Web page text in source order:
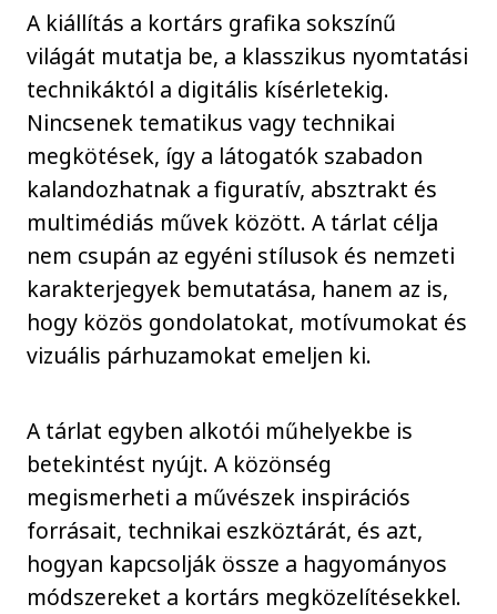
A kiállítás a kortárs grafika sokszínű
világát mutatja be, a klasszikus nyomtatási
technikáktól a digitális kísérletekig.
Nincsenek tematikus vagy technikai
megkötések, így a látogatók szabadon
kalandozhatnak a figuratív, absztrakt és
multimédiás művek között. A tárlat célja
nem csupán az egyéni stílusok és nemzeti
karakterjegyek bemutatása, hanem az is,
hogy közös gondolatokat, motívumokat és
vizuális párhuzamokat emeljen ki.
A tárlat egyben alkotói műhelyekbe is
betekintést nyújt. A közönség
megismerheti a művészek inspirációs
forrásait, technikai eszköztárát, és azt,
hogyan kapcsolják össze a hagyományos
módszereket a kortárs megközelítésekkel.